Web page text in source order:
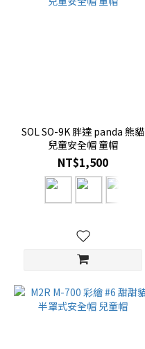
SOL SO-9K 胖達 panda 熊貓
兒童安全帽 童帽
NT$1,500